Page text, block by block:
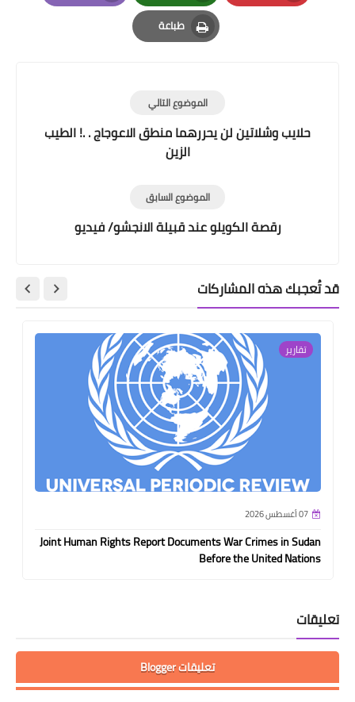
Pinterest
Whatsapp
Email
طباعة
Print
الموضوع التالي
حلايب وشلاتين لن يحررهما منطق الاعوجاج . .! الطيب
الزين
الموضوع السابق
رقصة الكويلو عند قبيلة الانجشو/ فيديو
قد تُعجبك هذه المشاركات
تقارير
07 أغسطس 2026
Joint Human Rights Report Documents War Crimes in Sudan
Before the United Nations
تعليقات
تعليقات Blogger